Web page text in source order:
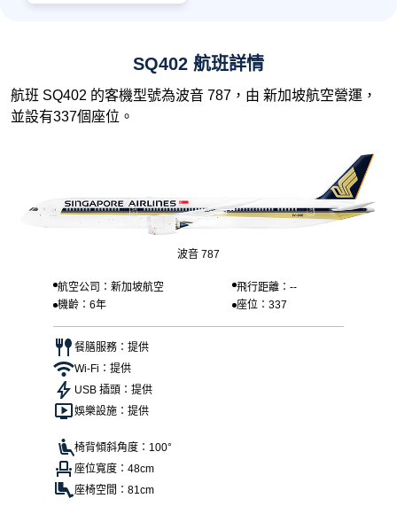
SQ402 航班詳情
航班 SQ402 的客機型號為波音 787，由 新加坡航空營運，
並設有337個座位。
波音 787
航空公司：新加坡航空
飛行距離：--
機齡：6年
座位：337
餐膳服務：提供
Wi-Fi：提供
USB 插頭：提供
娛樂設施：提供
椅背傾斜角度：100°
座位寬度：48cm
座椅空間：81cm